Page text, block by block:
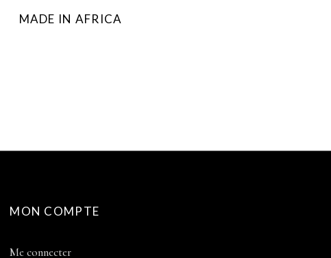
MADE IN AFRICA
MON COMPTE
Me connecter